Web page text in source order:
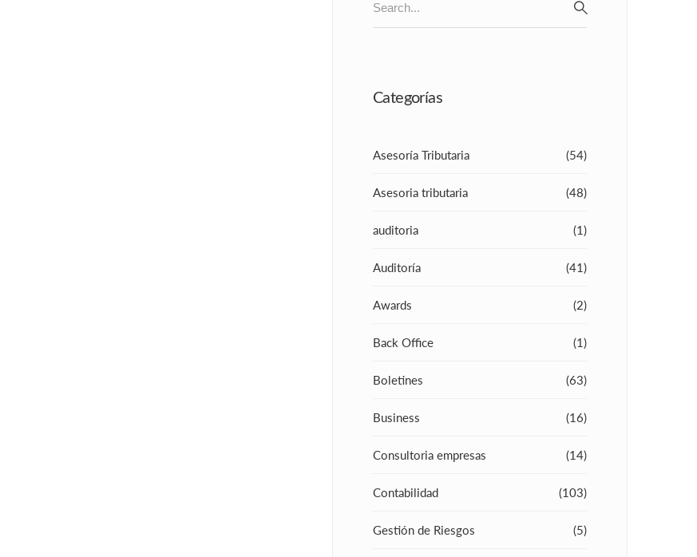
for:
Categorías
Asesoría Tributaria (54)
Asesoria tributaria (48)
auditoria (1)
Auditoría (41)
Awards (2)
Back Office (1)
Boletines (63)
Business (16)
Consultoria empresas (14)
Contabilidad (103)
Gestión de Riesgos (5)